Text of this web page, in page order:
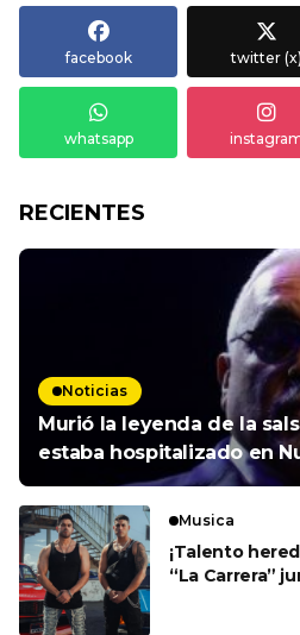
facebook twitter (x)
whatsapp
RECIENTES
Noticias
Murió la leyenda de la
estaba hospitalizado en
Musica
¡Talento
“La Carrera”